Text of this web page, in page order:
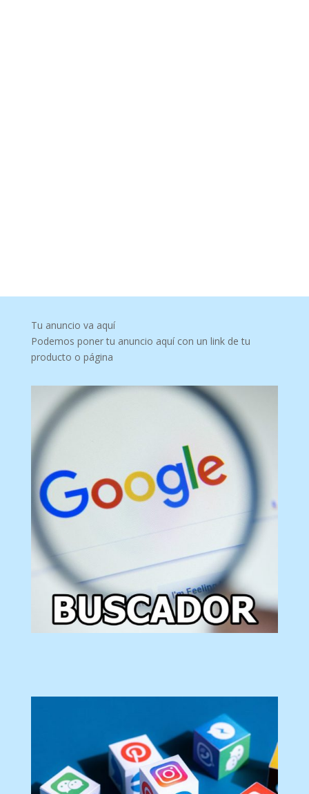
Tu anuncio va aquí
Podemos poner tu anuncio aquí con un link de tu
producto o página